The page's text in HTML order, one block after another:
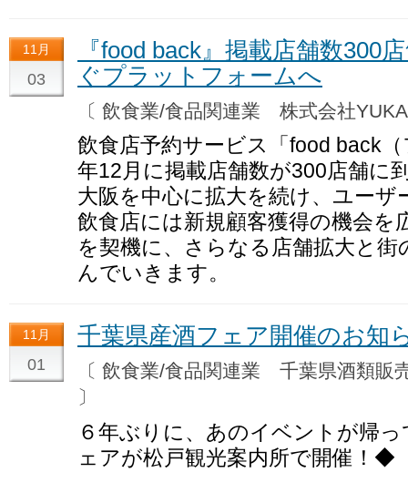
11月
03
『food back』掲載店舗数300
ぐプラットフォームへ
〔 飲食業/食品関連業 株式会社
飲食店予約サービス「food back
年12月に掲載店舗数が300店舗に
大阪を中心に拡大を続け、ユー
飲食店には新規顧客獲得の機会を
を契機に、さらなる店舗拡大と
んでいきます。
11月
01
千葉県産酒フェア開催のお知
〔 飲食業/食品関連業 千葉県酒類
〕
６年ぶりに、あのイベントが帰
ェアが松戸観光案内所で開催！◆